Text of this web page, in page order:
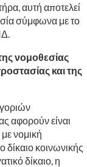
αυτή αποτελεί
σύμφωνα με το
νομοθεσίας
και της
αφορούν είναι
νομική
κοινωνικής
δίκαιο, η